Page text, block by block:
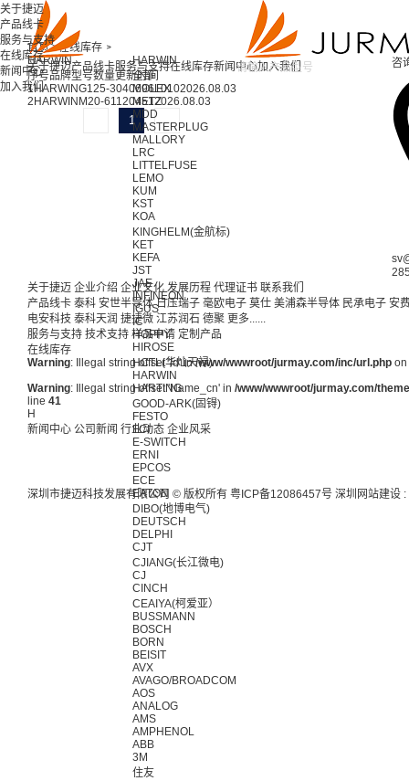
关于捷迈产品线卡服务与支持在线库存新闻中心加入我们
关于捷迈
产品线卡
服务与支持
在线库存
新闻中心
加入我们
首页 >在线库存 >
咨
HARWIN
HARWIN
全部
MOLEX
METZ
MDD
MASTERPLUG
MALLORY
LRC
LITTELFUSE
LEMO
KUM
KST
KOA
KINGHELM(金航标)
KET
KEFA
JST
JAE
INFINEON
IGUS
IC
HOPPY
HIROSE
HCTL(华灿天禄)
HARWIN
HARTING
GOOD-ARK(固锝)
FESTO
FCI
E-SWITCH
ERNI
EPCOS
ECE
EATON
DIBO(地博电气)
DEUTSCH
DELPHI
CJT
CJIANG(长江微电)
CJ
CINCH
CEAIYA(柯爱亚）
BUSSMANN
BOSCH
BORN
BEISIT
AVX
AVAGO/BROADCOM
AOS
ANALOG
AMS
AMPHENOL
ABB
3M
住友
序号品牌型号数量更新时间
1HARWING125-3040696L0102026.08.03
2 HARWIN M20-611204512026.08.03
1
关于捷迈 企业介绍 企业文化 发展历程 代理证书 联系我们
产品线卡 泰科 安世半导体 日压瑞子 毫欧电子 莫仕 美浦森半导体 民承电子 安
电安科技 泰科天润 捷捷微 江苏润石 德聚 更多......
服务与支持 技术支持 样品申请 定制产品
在线库存
Warning: Illegal string offset 'Id' in/www/wwwroot/jurmay.com/inc/url.php
Warning: Illegal string offset 'Name_cn' in /www/wwwroot/jurmay.com/
line 41
H
新闻中心 公司新闻 行业动态 企业风采
深圳市捷迈科技发展有限公司 © 版权所有 粤ICP备12086457号 深圳网站建设 :